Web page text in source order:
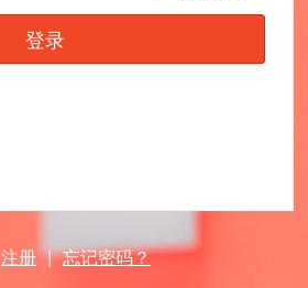
登录
注册 | 忘记密码？